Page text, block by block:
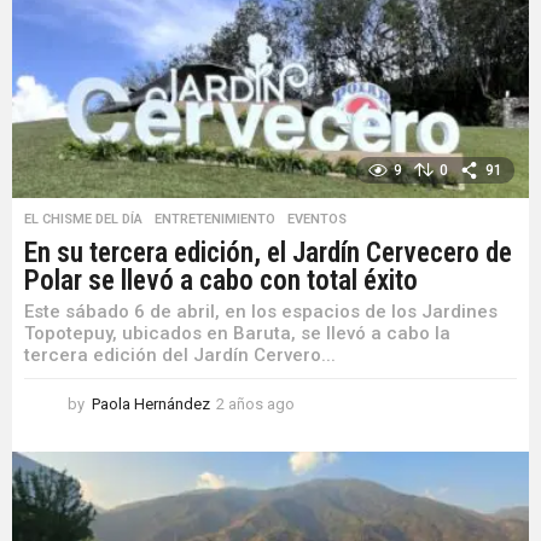
a
g
o
9 0 91
EL CHISME DEL DÍA ,ENTRETENIMIENTO ,EVENTOS
En su tercera edición, el Jardín Cervecero de
Polar se llevó a cabo con total éxito
Este sábado 6 de abril, en los espacios de los Jardines
Topotepuy, ubicados en Baruta, se llevó a cabo la
tercera edición del Jardín Cervero...
by Paola Hernández 2 años ago
ñ
o